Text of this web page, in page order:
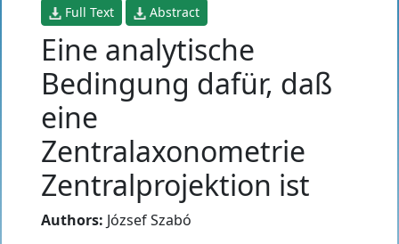
Full Text Abstract
Eine analytische
Bedingung dafür, daß
eine
Zentralaxonometrie
Zentralprojektion ist
Authors: József Szabó